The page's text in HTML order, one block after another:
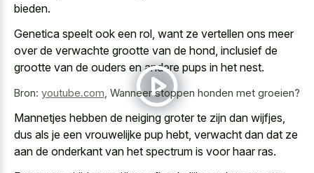
bieden.
Genetica speelt ook een rol, want ze vertellen ons meer
over de verwachte grootte van de hond, inclusief de
grootte van de ouders en andere pups in het nest.
Bron: youtube.com Wanneer stoppen honden met groeien?
Mannetjes hebben de neiging groter te zijn dan wijfjes,
dus als je een vrouwelijke pup hebt, verwacht dan dat ze
aan de onderkant van het spectrum is voor haar ras.